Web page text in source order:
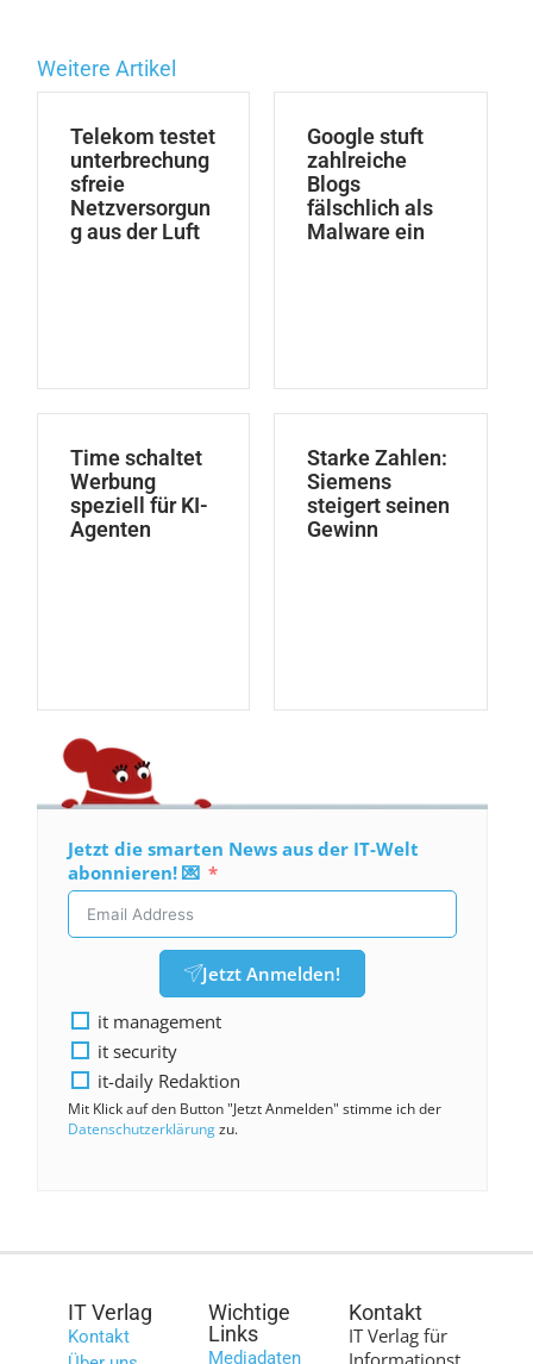
Weitere Artikel
Telekom testet
unterbrechung
sfreie
Netzversorgun
g aus der Luft
Google stuft
zahlreiche
Blogs
fälschlich als
Malware ein
Time schaltet
Werbung
speziell für KI-
Agenten
Starke Zahlen:
Siemens
steigert seinen
Gewinn
Jetzt die smarten News aus der IT-Welt
abonnieren! 💌
Jetzt Anmelden!
it management
it security
it-daily Redaktion
Mit Klick auf den Button "Jetzt Anmelden" stimme ich der
Datenschutzerklärungzu.
IT Verlag
Kontakt
Wichtige
Links
Mediadaten
Kontakt
IT Verlag für
Informationst